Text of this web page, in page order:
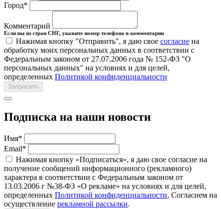
Город*
Комментарий
Если вы из стран СНГ, укажите номер телефона в комментарии
Нажимая кнопку "Отправить", я даю свое согласие на
обработку моих персональных данных в соответствии с
Федеральным законом от 27.07.2006 года № 152-ФЗ "О
персональных данных" на условиях и для целей,
определенных Политикой конфиденциальности
Запросить
Подписка на наши новости
Имя*
Email*
Нажимая кнопку «Подписаться», я даю свое согласие на
получение сообщений информационного (рекламного)
характера в соответствии с Федеральным законом от
13.03.2006 г №38-ФЗ «О рекламе» на условиях и для целей,
определенных Политикой конфиденциальности, Согласием на
осуществление рекламной рассылки.